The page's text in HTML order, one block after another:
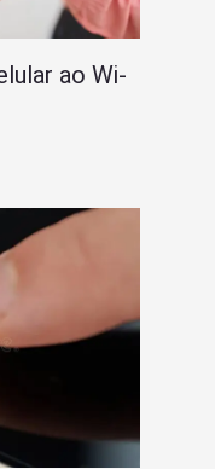
ao Wi-